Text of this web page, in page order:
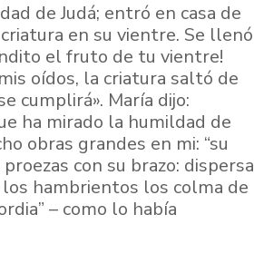
de Judá; entró en casa de
en su vientre. Se llenó
el fruto de tu vientre!
oídos, la criatura saltó de
cumplirá». María dijo:
ha mirado la humildad de
obras grandes en mi: “su
con su brazo: dispersa
hambrientos los colma de
– como lo había